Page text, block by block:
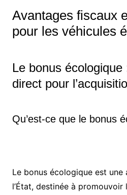
Avantages fiscaux
pour les véhicules
Le bonus
direct pour
Qu’est-ce que le bonus
Le bonus écologique est une
l’État, destinée à promouvoir